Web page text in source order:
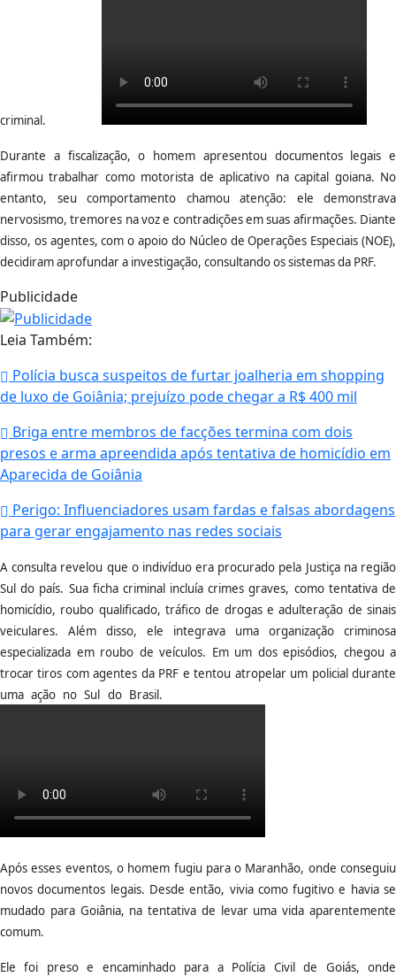
criminal.
Durante a fiscalização, o homem apresentou documentos legais e
afirmou trabalhar como motorista de aplicativo na capital goiana. No
entanto, seu comportamento chamou atenção: ele demonstrava
nervosismo, tremores na voz e contradições em suas afirmações. Diante
disso, os agentes, com o apoio do Núcleo de Operações Especiais (NOE),
decidiram aprofundar a investigação, consultando os sistemas da PRF.
Publicidade
Leia Também:
Polícia busca suspeitos de furtar joalheria em shopping
de luxo de Goiânia; prejuízo pode chegar a R$ 400 mil
Briga entre membros de facções termina com dois
presos e arma apreendida após tentativa de homicídio em
Aparecida de Goiânia
Perigo: Influenciadores usam fardas e falsas abordagens
para gerar engajamento nas redes sociais
A consulta revelou que o indivíduo era procurado pela Justiça na região
Sul do país. Sua ficha criminal incluía crimes graves, como tentativa de
homicídio, roubo qualificado, tráfico de drogas e adulteração de sinais
veiculares. Além disso, ele integrava uma organização criminosa
especializada em roubo de veículos. Em um dos episódios, chegou a
trocar tiros com agentes da PRF e tentou atropelar um policial durante
uma ação no Sul do Brasil.
Após esses eventos, o homem fugiu para o Maranhão, onde conseguiu
novos documentos legais. Desde então, vivia como fugitivo e havia se
mudado para Goiânia, na tentativa de levar uma vida aparentemente
comum.
Ele foi preso e encaminhado para a Polícia Civil de Goiás, onde